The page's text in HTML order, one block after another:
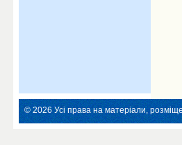
© 2026 Усі права на матеріали,